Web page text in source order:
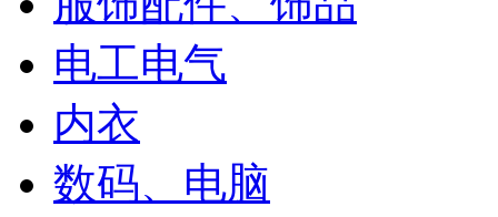
电工电气
内衣
数码、电脑